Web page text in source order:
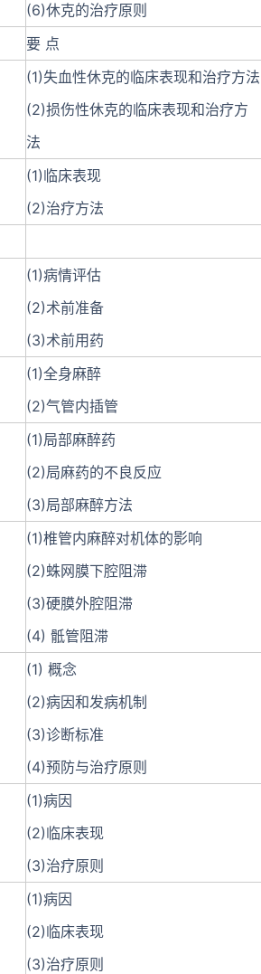
(6)休克的治疗原则
要 点
(1)失血性休克的临床表现和治疗方法
(2)损伤性休克的临床表现和治疗方
法
(1)临床表现
(2)治疗方法
(1)病情评估
(2)术前准备
(3)术前用药
(1)全身麻醉
(2)气管内插管
(1)局部麻醉药
(2)局麻药的不良反应
(3)局部麻醉方法
(1)椎管内麻醉对机体的影响
(2)蛛网膜下腔阻滞
(3)硬膜外腔阻滞
(4) 骶管阻滞
(1) 概念
(2)病因和发病机制
(3)诊断标准
(4)预防与治疗原则
(1)病因
(2)临床表现
(3)治疗原则
(1)病因
(2)临床表现
(3)治疗原则